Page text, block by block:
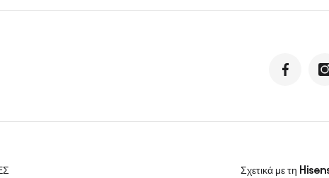
Σχετικά με τη